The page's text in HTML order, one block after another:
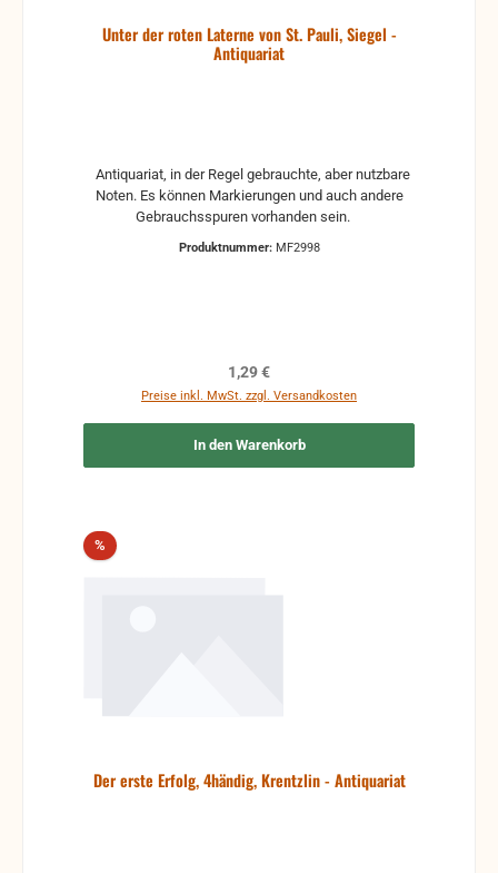
Unter der roten Laterne von St. Pauli, Siegel -
Antiquariat
Noten. Es können Markierungen und auch andere
Produktnummer: MF2998
Regulärer Preis:
1,29 €
Preise inkl. MwSt. zzgl. Versandkosten
In den Warenkorb
%Rabatt
Der erste Erfolg, 4händig, Krentzlin - Antiquariat